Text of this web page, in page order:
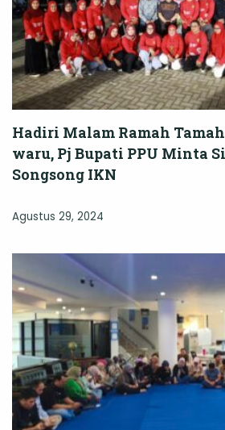
Hadiri Malam Ramah
waru, Pj Bupati PPU Minta
Songsong IKN
Agustus 29, 2024